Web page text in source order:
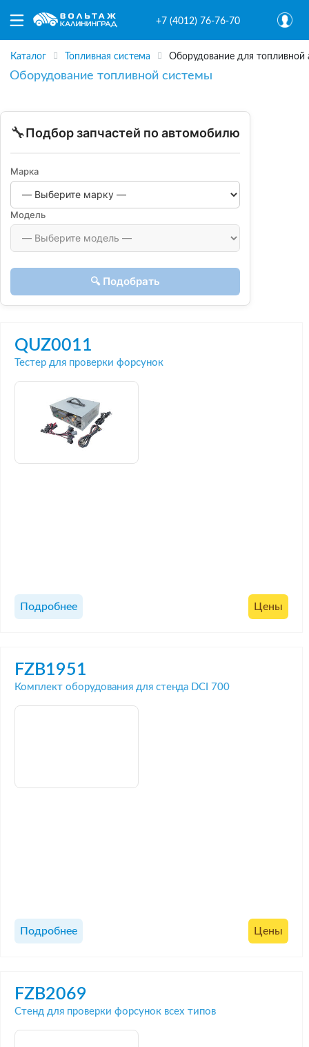
+7 (4012) 76-76-70
Каталог Топливная система Оборудование для топливной
Оборудование топливной системы
🔧Подбор запчастей по автомобилю
Марка
Модель
🔍 Подобрать
QUZ0011
Тестер для проверки форсунок
Подробнее Цены
FZB1951
Комплект оборудования для стенда DCI 700
Подробнее Цены
FZB2069
Стенд для проверки форсунок всех типов